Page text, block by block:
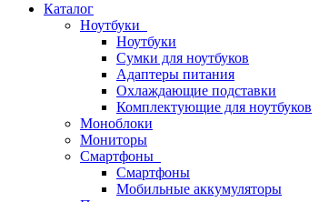
Каталог
Ноутбуки
Ноутбуки
Сумки для ноутбуков
Адаптеры питания
Охлаждающие подставки
Комплектующие для ноутбуков
Моноблоки
Мониторы
Смартфоны
Смартфоны
Мобильные аккумуляторы